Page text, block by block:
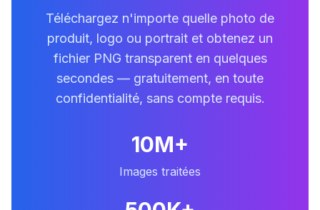
Téléchargez n'importe quelle photo de
produit, logo ou portrait et obtenez un
fichier PNG transparent en quelques
secondes — gratuitement, en toute
confidentialité, sans compte requis.
10M+
Images traitées